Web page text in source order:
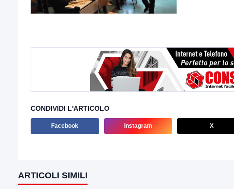
CONDIVIDI L'ARTICOLO
Facebook Instagram X
ARTICOLI SIMILI